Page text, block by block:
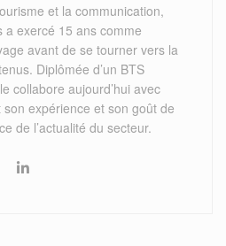
et la communication,
a exercé 15 ans comme
avant de se tourner vers la
Diplômée d’un BTS
collabore aujourd’hui avec
expérience et son goût de
de l’actualité du secteur.